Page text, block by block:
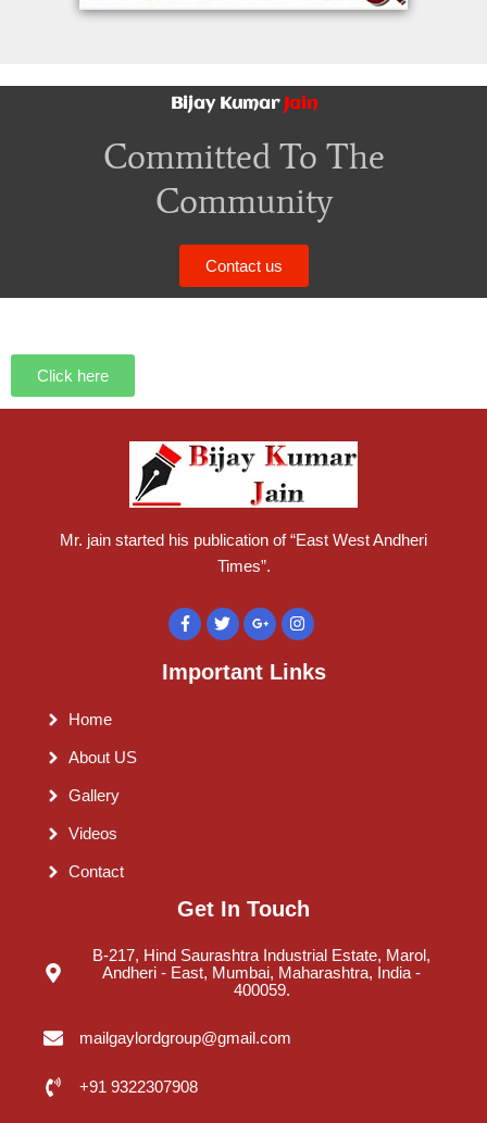
Bijay Kumar Jain
Committed To The
Community
Contact us
Click here
Mr. jain started his publication of “East West Andheri
Times”.
Important Links
Home
About US
Gallery
Videos
Contact
Get In Touch
B-217, Hind Saurashtra Industrial Estate, Marol,
Andheri - East, Mumbai, Maharashtra, India -
400059.
mailgaylordgroup@gmail.com
+91 9322307908